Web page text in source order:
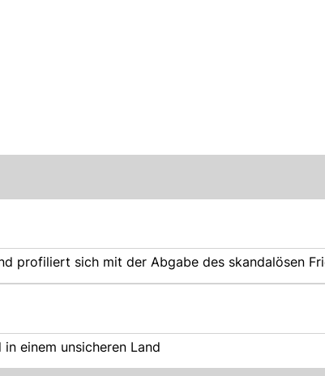
profiliert sich mit der Abgabe des skandalösen
einem unsicheren Land